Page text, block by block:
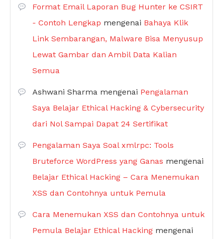
Format Email Laporan Bug Hunter ke CSIRT
- Contoh Lengkap mengenai Bahaya Klik
Link Sembarangan, Malware Bisa Menyusup
Lewat Gambar dan Ambil Data Kalian
Semua
Ashwani Sharma mengenai Pengalaman
Saya Belajar Ethical Hacking & Cybersecurity
dari Nol Sampai Dapat 24 Sertifikat
Pengalaman Saya Soal xmlrpc: Tools
Bruteforce WordPress yang Ganas mengenai
Belajar Ethical Hacking – Cara Menemukan
XSS dan Contohnya untuk Pemula
Cara Menemukan XSS dan Contohnya untuk
Pemula Belajar Ethical Hacking mengenai